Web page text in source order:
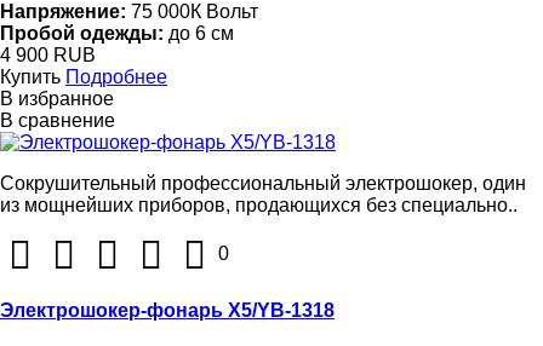
Напряжение: 75 000К Вольт
Пробой одежды: до 6 см
4 900 RUB
Купить Подробнее
В избранное
В сравнение
Сокрушительный профессиональный электрошокер, один
из мощнейших приборов, продающихся без специально..
0
Электрошокер-фонарь X5/YB-1318